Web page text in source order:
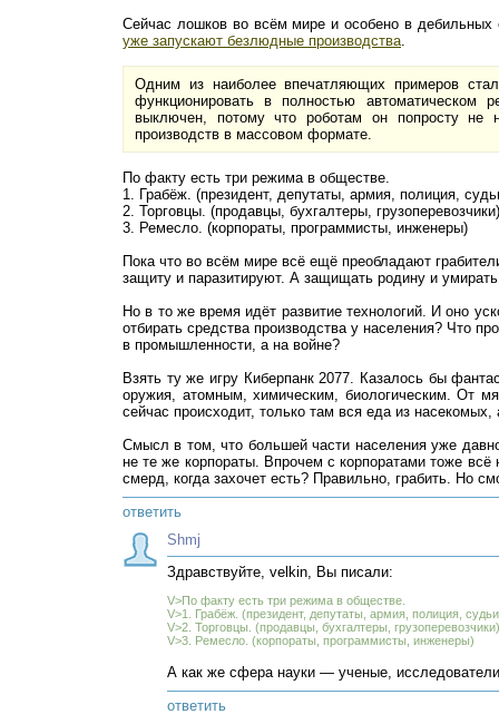
Сейчас лошков во всём мире и особено в дебильных
уже запускают безлюдные производства
Одним из наиболее впечатляющих примеров
функционировать в полностью автоматическом
выключен, потому что роботам он попросту не
производств в массовом формате.
По факту есть три режима в обществе.
1. Грабёж. (президент, депутаты, армия, полиция,
2. Торговцы. (продавцы, бухгалтеры, грузоперевозчики)
3. Ремесло. (корпораты, программисты, инженеры)
Пока что во всём мире всё ещё преобладают
защиту и паразитируют. А защищать родину и
Но в то же время идёт развитие технологий. И оно
отбирать средства производства у населения? Что
в промышленности, а на войне?
Взять ту же игру Киберпанк 2077. Казалось бы
оружия, атомным, химическим, биологическим. От
сейчас происходит, только там вся еда из насекомых,
Смысл в том, что большей части населения уже
не те же корпораты. Впрочем с корпоратами тоже
смерд, когда захочет есть? Правильно, грабить. Но
ответить
Shmj
Здравствуйте, velkin, Вы писали:
V>По факту есть три режима в обществе.
V>1. Грабёж. (президент, депутаты, армия, полиция,
V>2. Торговцы. (продавцы, бухгалтеры, грузоперевозчики)
V>3. Ремесло. (корпораты, программисты, инженеры)
А как же сфера науки — ученые,
ответить